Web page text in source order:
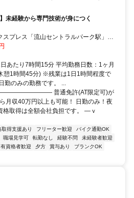
未経験から専門技術が身につく
プレス「流山セントラルパーク駅」徒
＊車通勤OK
あたり7時間15分 平均勤務日数：1ヶ月
憩1時間45分) ※残業は1日1時間程度で
のみの勤務です。 ...
普通免許(AT限定可)が
月収40万円以上も可能！ 日勤のみ！夜
格取得は全額会社負担です。 ―ｖ
取得支援あり フリーター歓迎
バイク通勤OK
職場見学可 転勤なし 経験不問
未経験者歓迎
有資格者歓迎 夕方 賞与あり
ブランクOK